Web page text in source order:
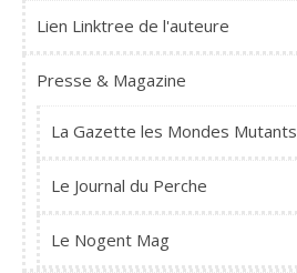
Lien Linktree de l'auteure
Presse & Magazine
La Gazette les Mondes Mutants
Le Journal du Perche
Le Nogent Mag